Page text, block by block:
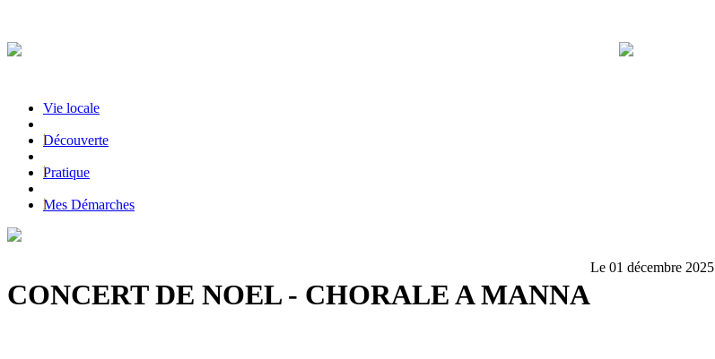
Vie locale
|Découverte
|Pratique
|Mes Démarches
CONCERT DE NOEL - CHORALE A MANNA
Le 01 décembre 2025